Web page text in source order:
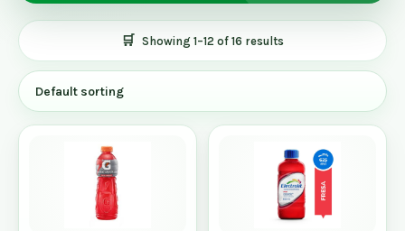
Showing 1–12 of 16 results